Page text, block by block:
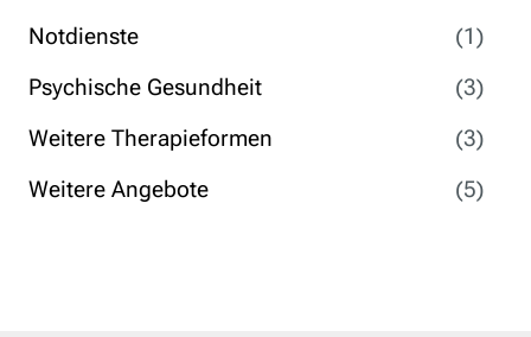
Notdienste
(1)
Psychische Gesundheit
(3)
Weitere Therapieformen
(3)
Weitere Angebote
(5)